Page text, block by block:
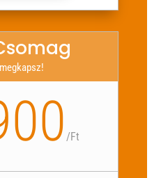
/Ft